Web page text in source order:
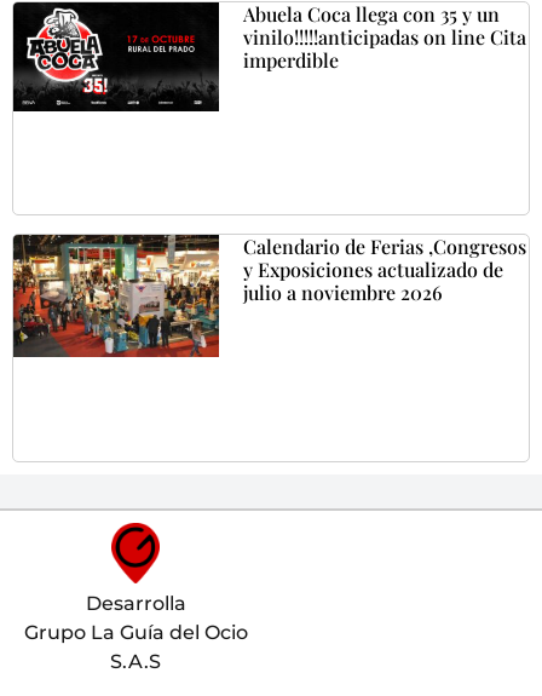
Abuela Coca llega con 35 y un
vinilo!!!!!anticipadas on line Cita
imperdible
Calendario de Ferias ,Congresos
y Exposiciones actualizado de
julio a noviembre 2026
Desarrolla
Grupo La Guía del Ocio
S.A.S